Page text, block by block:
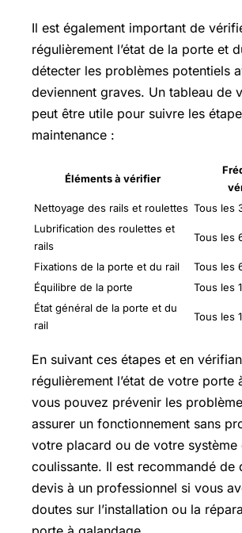
Il est également important de
régulièrement l’état de la porte et
détecter les problèmes potentiels
deviennent graves. Un tableau de
peut être utile pour suivre les
maintenance :
Éléments à vérifier
Nettoyage des rails et roulettes Tous les
Lubrification des roulettes et
rails
Tous les
Fixations de la porte et du rail
Tous les
Équilibre de la porte
Tous les
État général de la porte et du
rail
Tous les
En suivant ces étapes et en
régulièrement l’état de votre porte
vous pouvez prévenir les
assurer un fonctionnement sans
votre placard ou de votre système
coulissante. Il est recommandé de
devis à un professionnel si vous
doutes sur l’installation ou la